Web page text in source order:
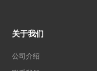
关于我们
公司介绍